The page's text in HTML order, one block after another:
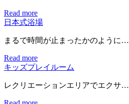
Read more
日本式浴場
まるで時間が止まったかのように…
Read more
キッズプレイルーム
レクリエーションエリアでエクサ…